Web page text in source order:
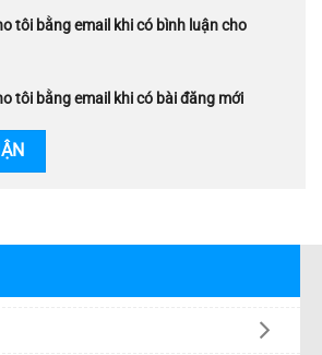
tôi bằng email khi có bình luận cho
tôi bằng email khi có bài đăng mới